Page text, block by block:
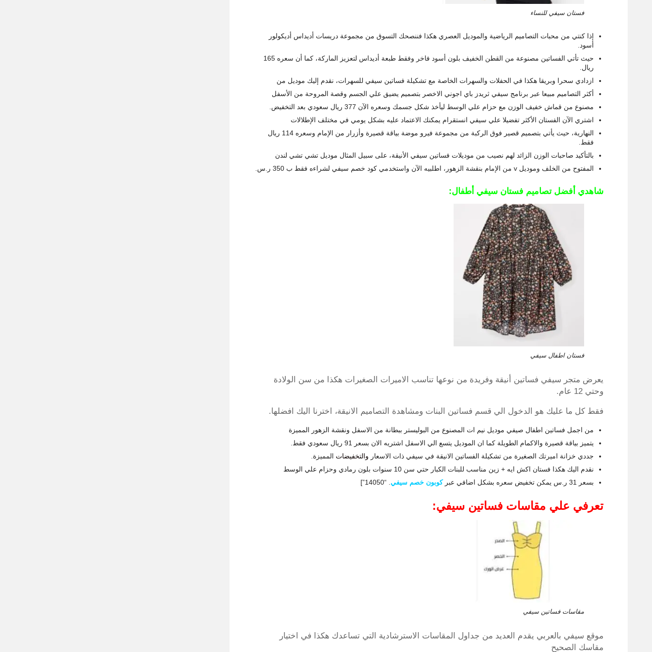
فستان سيفي للنساء
إذا كنتي من محبات التصاميم الرياضية والموديل العصري هكذا فننصحك التسوق من مجموعة دريسات أديداس أديكولور
أسود.
حيث تأتي الفساتين مصنوعة من القطن الخفيف بلون أسود فاخر وفقط طبعة أديداس لتعزيز الماركة، كما أن سعره 165
ريال.
ازدادي سحرا وبريقا هكذا في الحفلات والسهرات الخاصة مع تشكيلة فساتين سيفي للسهرات، نقدم إليك موديل من
أكثر التصاميم مبيعا عبر برنامج سيفي ثريدز باي اجوني الاخصر بتصميم يضيق علي الجسم وقصة المروحة من الأسفل
مصنوع من قماش خفيف الوزن مع حزام علي الوسط ليأخذ شكل جسمك وسعره الآن 377 ريال سعودي بعد التخفيض.
اشتري الآن الفستان الأكثر تفضيلا علي سيفي انستقرام يمكنك الاعتماد عليه بشكل يومي في مختلف الإطلالات
النهارية، حيث يأتي بتصميم قصير فوق الركبة من مجموعة فيرو موضة بياقة قصيرة وأزرار من الإمام وسعره 114 ريال
فقط.
بالتأكيد صاحبات الوزن الزائد لهم نصيب من موديلات فساتين سيفي الأنيقة، على سبيل المثال موديل تشي تشي لندن
المفتوح من الخلف وموديل v من الإمام بنقشة الزهور، اطلبيه الآن واستخدمي كود خصم سيفي لشراءه فقط ب 350 ر.س.
شاهدي أفضل تصاميم فستان سيفي أطفال:
فستان اطفال سيفي
يعرض متجر سيفي فساتين أنيقة وفريدة من نوعها تناسب الاميرات الصغيرات هكذا من سن الولادة
وحتي 12 عام.
فقط كل ما عليك هو الدخول الي قسم فساتين البنات ومشاهدة التصاميم الانيقة، اخترنا اليك افضلها.
من اجمل فساتين اطفال صيفي موديل نيم ات المصنوع من البوليستر ببطانة من الاسفل ونقشة الزهور المميزة
يتميز بياقة قصيرة والاكمام الطويلة كما ان الموديل يتسع الي الاسفل اشتريه الان بسعر 91 ريال سعودي فقط.
جددي خزانة اميرتك الصغيرة من تشكيلة الفساتين الانيقة في سيفي ذات الاسعار والتخفيضات المميزة.
نقدم اليك هكذا فستان اكش ايه + زين مناسب للبنات الكبار حتي سن 10 سنوات بلون رمادي وحزام علي الوسط
بسعر 31 ر.س يمكن تخفيض سعره بشكل اضافي عبر
كوبون خصم سيفي “14050”]
تعرفي علي مقاسات فساتين سيفي:
مقاسات فساتين سيفي
موقع سيفي بالعربي يقدم العديد من جداول المقاسات الاسترشادية التي تساعدك هكذا في اختيار
مقاسك الصحيح